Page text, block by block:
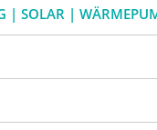
| SOLAR |